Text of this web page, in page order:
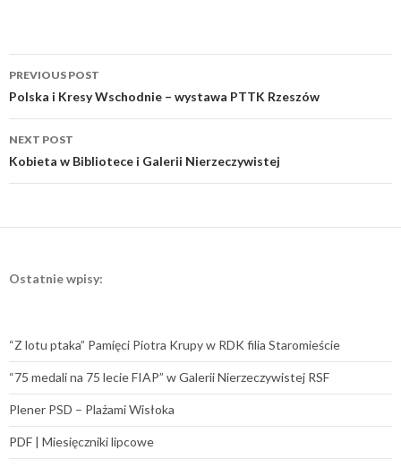
Post
navigation
PREVIOUS POST
Polska i Kresy Wschodnie – wystawa PTTK Rzeszów
NEXT POST
Kobieta w Bibliotece i Galerii Nierzeczywistej
Ostatnie wpisy:
“Z lotu ptaka” Pamięci Piotra Krupy w RDK filia Staromieście
“75 medali na 75 lecie FIAP” w Galerii Nierzeczywistej RSF
Plener PSD – Plażami Wisłoka
PDF | Miesięczniki lipcowe